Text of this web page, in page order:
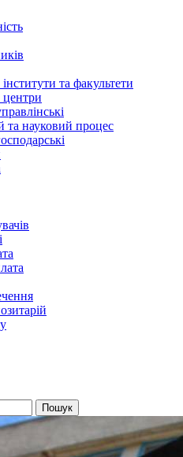
та факультети
центри
та науковий процес
Пошук